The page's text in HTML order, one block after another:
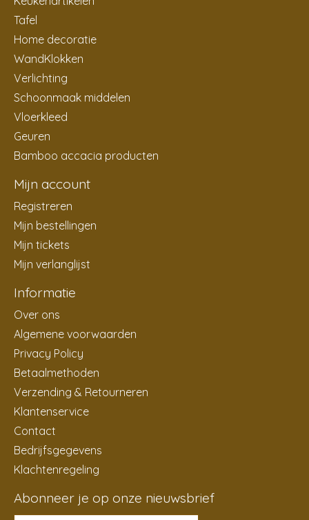
Tafel
Home decoratie
WandKlokken
Verlichting
Schoonmaak middelen
Vloerkleed
Geuren
Bamboo accacia producten
Mijn account
Registreren
Mijn bestellingen
Mijn tickets
Mijn verlanglijst
Informatie
Over ons
Algemene voorwaarden
Privacy Policy
Betaalmethoden
Verzending & Retourneren
Klantenservice
Contact
Bedrijfsgegevens
Klachtenregeling
Abonneer je op onze nieuwsbrief